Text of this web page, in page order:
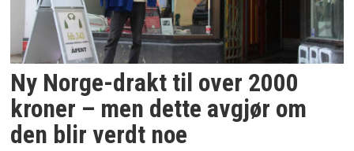
Ny Norge-drakt til over 2000
kroner – men dette avgjør om
den blir verdt noe